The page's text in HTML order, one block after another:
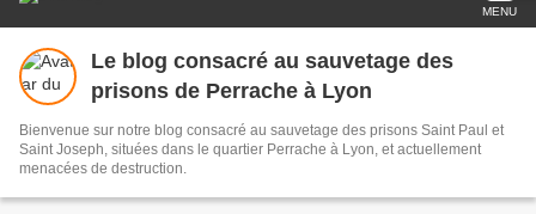
MENU
Le blog consacré au sauvetage des
prisons de Perrache à Lyon
Bienvenue sur notre blog consacré au sauvetage des prisons Saint Paul et
Saint Joseph, situées dans le quartier Perrache à Lyon, et actuellement
menacées de destruction.